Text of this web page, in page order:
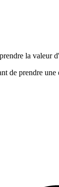
la valeur
de prendre une